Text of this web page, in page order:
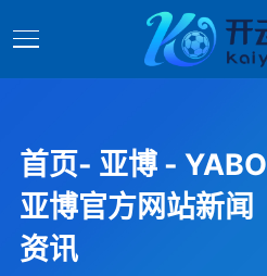
首页- 亚博 - YABO
亚博官方网站新闻
资讯